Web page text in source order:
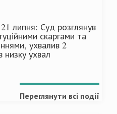
липня: Суд розглянув
скаргами та
ухвалив 2
низку ухвал
Переглянути всі події